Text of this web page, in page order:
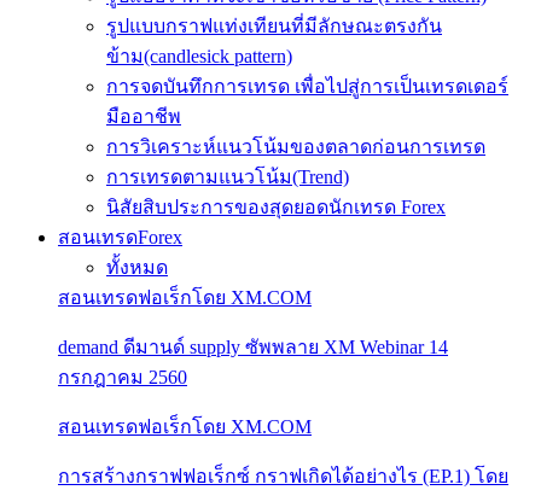
รูปแบบกราฟแท่งเทียนที่มีลักษณะตรงกัน
ข้าม(candlesick pattern)
การจดบันทึกการเทรด เพื่อไปสู่การเป็นเทรดเดอร์
มืออาชีพ
การวิเคราะห์แนวโน้มของตลาดก่อนการเทรด
การเทรดตามแนวโน้ม(Trend)
นิสัยสิบประการของสุดยอดนักเทรด Forex
สอนเทรดForex
ทั้งหมด
สอนเทรดฟอเร็กโดย XM.COM
demand ดีมานด์ supply ซัพพลาย XM Webinar 14
กรกฎาคม 2560
สอนเทรดฟอเร็กโดย XM.COM
การสร้างกราฟฟอเร็กซ์ กราฟเกิดได้อย่างไร (EP.1) โดย